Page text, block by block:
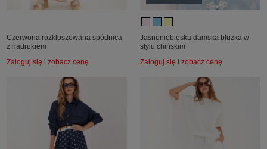
Czerwona rozkloszowana spódnica
z nadrukiem
Zaloguj się i zobacz cenę
Jasnoniebieska damska bluzka w
stylu chińskim
Zaloguj się i zobacz cenę